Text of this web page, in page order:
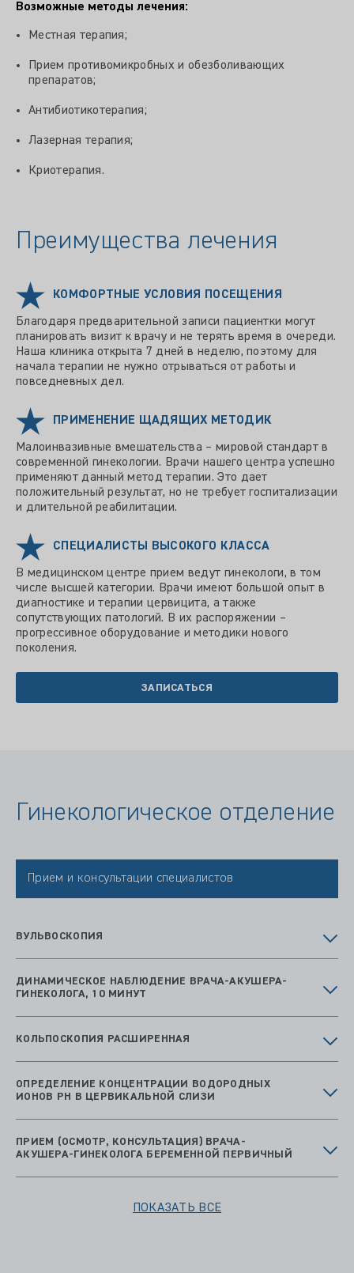
Возможные методы лечения:
Местная терапия;
Прием противомикробных и обезболивающих
препаратов;
Антибиотикотерапия;
Лазерная терапия;
Криотерапия.
Преимущества лечения
КОМФОРТНЫЕ УСЛОВИЯ ПОСЕЩЕНИЯ
Благодаря предварительной записи пациентки могут
планировать визит к врачу и не терять время в очереди.
Наша клиника открыта 7 дней в неделю, поэтому для
начала терапии не нужно отрываться от работы и
повседневных дел.
ПРИМЕНЕНИЕ ЩАДЯЩИХ МЕТОДИК
Малоинвазивные вмешательства – мировой стандарт в
современной гинекологии. Врачи нашего центра успешно
применяют данный метод терапии. Это дает
положительный результат, но не требует госпитализации
и длительной реабилитации.
СПЕЦИАЛИСТЫ ВЫСОКОГО КЛАССА
В медицинском центре прием ведут гинекологи, в том
числе высшей категории. Врачи имеют большой опыт в
диагностике и терапии цервицита, а также
сопутствующих патологий. В их распоряжении –
прогрессивное оборудование и методики нового
поколения.
ЗАПИСАТЬСЯ
Гинекологическое отделение
Прием и консультации специалистов
ВУЛЬВОСКОПИЯ
ДИНАМИЧЕСКОЕ НАБЛЮДЕНИЕ ВРАЧА-АКУШЕРА-
ГИНЕКОЛОГА, 10 МИНУТ
КОЛЬПОСКОПИЯ РАСШИРЕННАЯ
ОПРЕДЕЛЕНИЕ КОНЦЕНТРАЦИИ ВОДОРОДНЫХ
ИОНОВ PH В ЦЕРВИКАЛЬНОЙ СЛИЗИ
ПРИЕМ (ОСМОТР, КОНСУЛЬТАЦИЯ) ВРАЧА-
АКУШЕРА-ГИНЕКОЛОГА БЕРЕМЕННОЙ ПЕРВИЧНЫЙ
ПОКАЗАТЬ ВСЕ